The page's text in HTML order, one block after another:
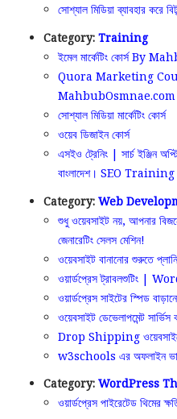
সোশ্যাল মিডিয়া ব্যাবহার করে
Category: Training
ইমেল মার্কেটিং কোর্স By
Quora Marketing
MahbubOsmnae.com
সোশ্যাল মিডিয়া মার্কেটিং কোর্স
ওয়েব ডিজাইন কোর্স
এসইও ট্রেনিং | সার্চ ইঞ্জিন
বাংলাদেশ। SEO Training
Category: Web
শুধু ওয়েবসাইট নয়, আপনার
জেনারেটিং সেলস মেশিন!
ওয়েবসাইট বানানোর শুরুতে
ওয়ার্ডপ্রেস ট্রাবলশুটিং
ওয়ার্ডপ্রেস সাইটের স্পিড
ওয়েবসাইট ডেভেলাপমেন্ট সার্ভিস
Drop Shipping
w3schools এর অফলাইন
Category: WordPress
ওয়ার্ডপ্রেস পাইরেটেড থিমের